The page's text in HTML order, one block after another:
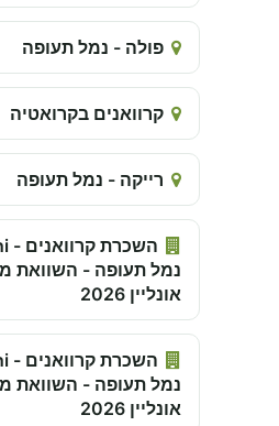
פולה - נמל תעופה
קרוואנים בקרואטיה
רייקה - נמל תעופה
נמל תעופה - השוואת
אונליין 2026
נמל תעופה - השוואת
אונליין 2026